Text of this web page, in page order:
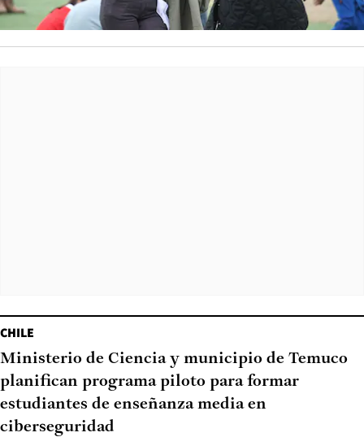
CHILE
Ministerio de Ciencia y municipio de Temuco
planifican programa piloto para formar
estudiantes de enseñanza media en
ciberseguridad